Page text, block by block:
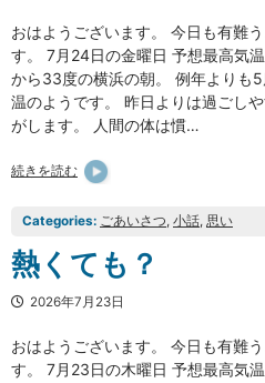
おはようございます。 今日も有難
す。 7月24日の金曜日 予想最高気
から33度の横浜の朝。 例年よりも
温のようです。 昨日よりは過ごし
がします。 人間の体は慣…
続きを読む
Categories: ごあいさつ, 小話, 思い
熱くても？
2026年7月23日
おはようございます。 今日も有難
す。 7月23日の木曜日 予想最高気